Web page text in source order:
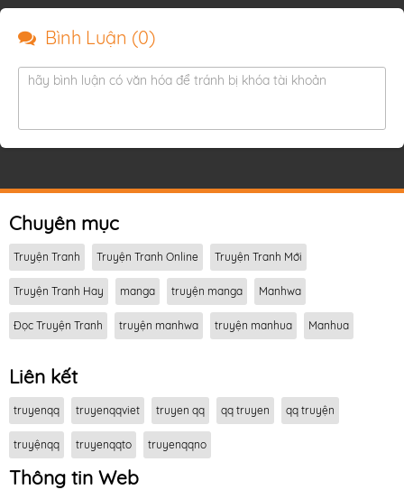
Bình Luận (0)
hãy bình luận có văn hóa để tránh bị khóa tài khoản
Chuyên mục
Truyện Tranh Truyện Tranh Online Truyện Tranh Mới
Truyện Tranh Hay manga truyện manga Manhwa
Đọc Truyện Tranh truyện manhwa truyện manhua Manhua
Liên kết
truyenqq truyenqqviet truyen qq qq truyen qq truyện
truyệnqq truyenqqto truyenqqno
Thông tin Web